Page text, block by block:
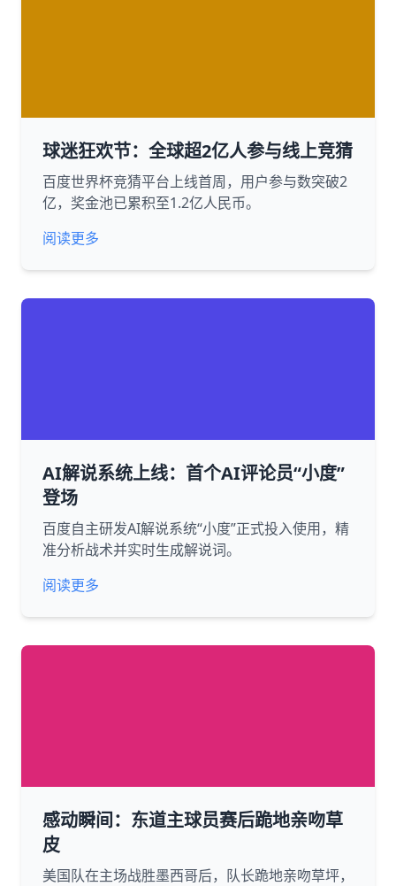
球迷狂欢节：全球超2亿人参与线上竞猜
百度世界杯竞猜平台上线首周，用户参与数突破2
亿，奖金池已累积至1.2亿人民币。
阅读更多
AI解说系统上线：首个AI评论员“小度”
登场
百度自主研发AI解说系统“小度”正式投入使用，精
准分析战术并实时生成解说词。
阅读更多
感动瞬间：东道主球员赛后跪地亲吻草
皮
美国队在主场战胜墨西哥后，队长跪地亲吻草坪，